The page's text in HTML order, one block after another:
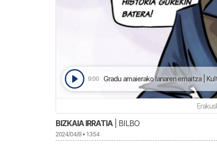
9:00 Gradu amaierako lanaren emaitza |
BIZKAIA IRRATIA| BILBO
2024/04/8 • 13:54